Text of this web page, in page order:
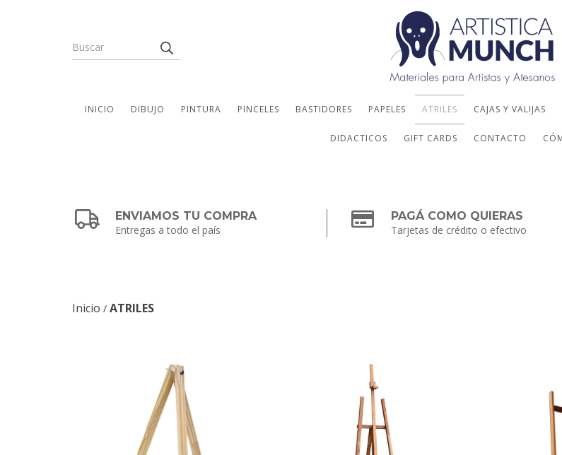
INICIO DIBUJO PINTURA PINCELES BASTIDORES PAPELES ATRILES CAJAS Y VALIJAS
DIDACTICOS GIFT CARDS CONTACTO
ENVIAMOS TU COMPRA
Entregas a todo el país
PAGÁ COMO QUIERAS
Tarjetas de crédito o efectivo
Inicio / ATRILES